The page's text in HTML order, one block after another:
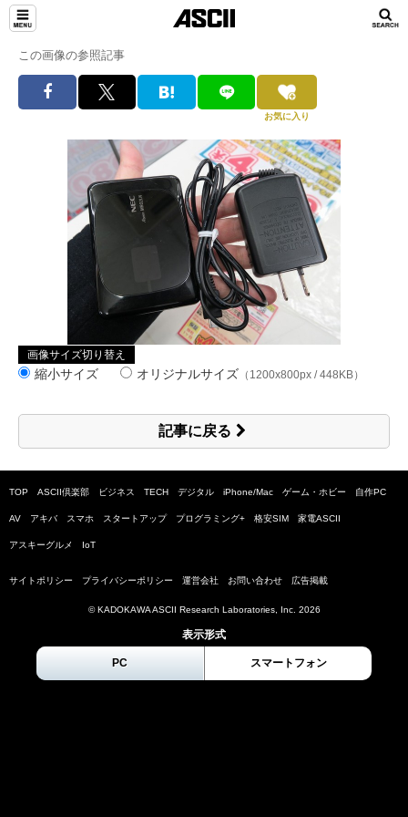
この画像の参照記事
お気に入り
画像サイズ切り替え
縮小サイズ オリジナルサイズ （1200x800px / 448KB）
記事に戻る
TOP ASCII倶楽部 ビジネス TECH デジタル iPhone/Mac ゲーム・ホビー 自作PC
AV アキバ スマホ スタートアップ プログラミング+ 格安SIM 家電ASCII
アスキーグルメ IoT
サイトポリシー プライバシーポリシー 運営会社 お問い合わせ 広告掲載
© KADOKAWA ASCII Research Laboratories, Inc. 2026
表示形式
PC スマートフォン